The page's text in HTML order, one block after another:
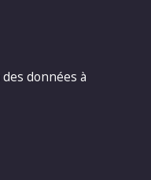
données à